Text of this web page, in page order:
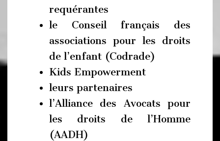
requérantes
le Conseil français des
associations pour les droits
de l’enfant (Codrade)
Kids Empowerment
leurs partenaires
l’Alliance des Avocats pour
les droits de l’Homme
(AADH)